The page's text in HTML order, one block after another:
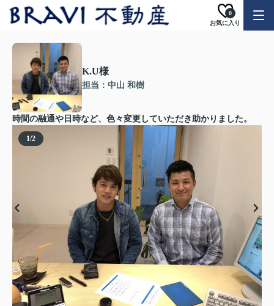
お気に入り
0
K.U様
担当：中山 和樹
時間の融通や日時など、色々変更していただき助かりました。
1/2